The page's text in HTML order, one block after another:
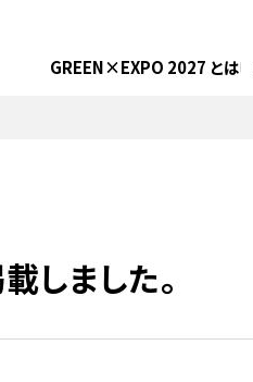
GREEN×EXPO 2027 とは
しました。